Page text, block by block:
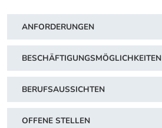
ANFORDERUNGEN
BESCHÄFTIGUNGSMÖGLICHKEITEN
BERUFSAUSSICHTEN
OFFENE STELLEN